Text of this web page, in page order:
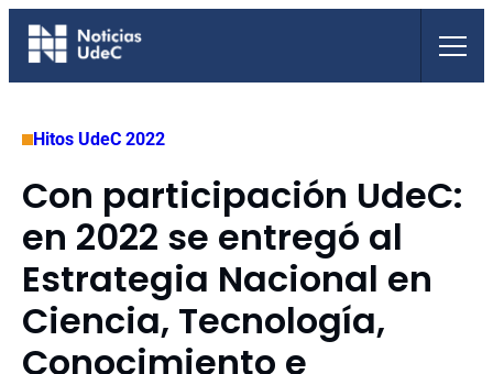
Saltar
Hitos UdeC 2022
Con participación UdeC:
en 2022 se entregó al
Estrategia Nacional en
Ciencia, Tecnología,
Conocimiento e